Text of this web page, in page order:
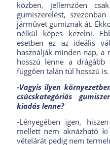
közben, jellemzően
gumiszerelést,
járművet gumiznak át.
nélkül képes kezelni.
esetben ez az ideális
használják minden nap, a
hosszú lenne a drágább
függően talán túl hosszú is.
-Vagyis ilyen
csúcskategóriás
kiadás lenne?
-Lényegében igen,
mellett nem aknázható
vételárát pedig nem